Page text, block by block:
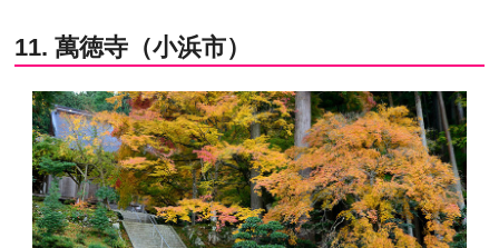
11. 萬徳寺（小浜市）